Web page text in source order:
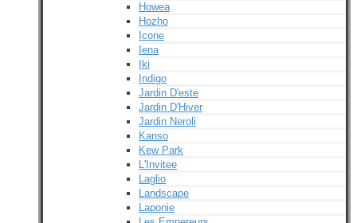
Howea
Hozho
Icone
Iena
Iki
Indigo
Jardin D'este
Jardin D'Hiver
Jardin Neroli
Kanso
Kew Park
L'Invitee
Laglio
Landscape
Laponie